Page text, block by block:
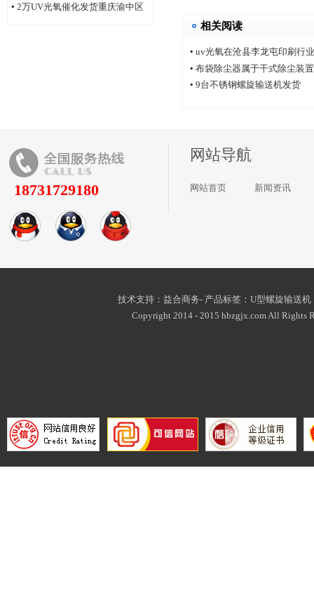
品
• 2万UV光氧催化发货重庆渝中区
相关阅读
• uv光氧在沧县李龙屯印刷行
• 布袋除尘器属于干式除尘装置
• 9台不锈钢螺旋输送机发货
18731729180
网站导航
网站首页 新闻资讯
技术支持：益合商务- 产品标签： U型螺旋输送机
Copyright 2014 - 2015 hbzgjx.com All Rights